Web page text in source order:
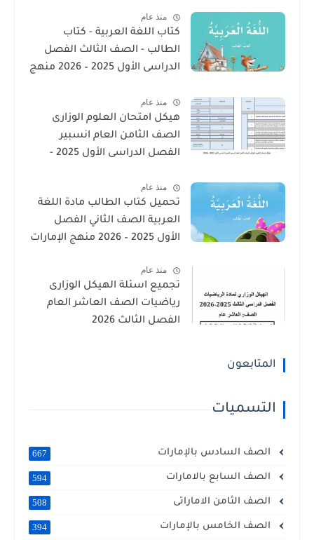
منذ عام
كتاب اللغة العربية - كتاب
الطالب - الصف الثالث الفصل
الدراسى الأول 2025 – 2026 منهج
منذ عام
هيكل امتحان العلوم الوزارى
الصف الثامن العام انسبير
الفصل الدراسى الأول 2025 -
منذ عام
تحميل كتاب الطالب مادة اللغة
العربية الصف الثاني الفصل
الأول 2025 – 2026 منهج الإمارات
منذ عام
تجميع اسئلة الهيكل الوزارى
رياضيات الصف العاشر العام
الفصل الثالث 2026
المتابعون
التسميات
الصف السادس بالإمارات 667
الصف السابع بالامارات 594
الصف الثامن الاماراتى 508
الصف الخامس بالإمارات 394